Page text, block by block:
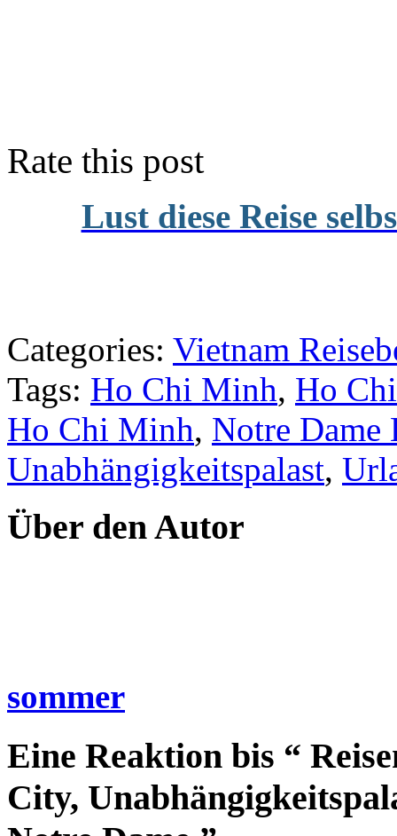
Rate this post
Lust diese Reise
Categories: Vietnam
Tags: Ho Chi Minh, Ho
Ho Chi Minh, Notre
Unabhängigkeitspalast,
Über den Autor
sommer
Eine Reaktion bis “
City,